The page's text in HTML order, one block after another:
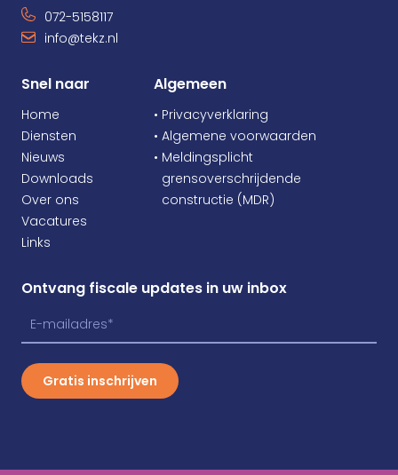
072-5158117
info@tekz.nl
Snel naar
Home
Diensten
Nieuws
Downloads
Over ons
Vacatures
Links
Algemeen
• Privacyverklaring
• Algemene voorwaarden
• Meldingsplicht
grensoverschrijdende
constructie (MDR)
Ontvang fiscale updates in uw inbox
Gratis inschrijven